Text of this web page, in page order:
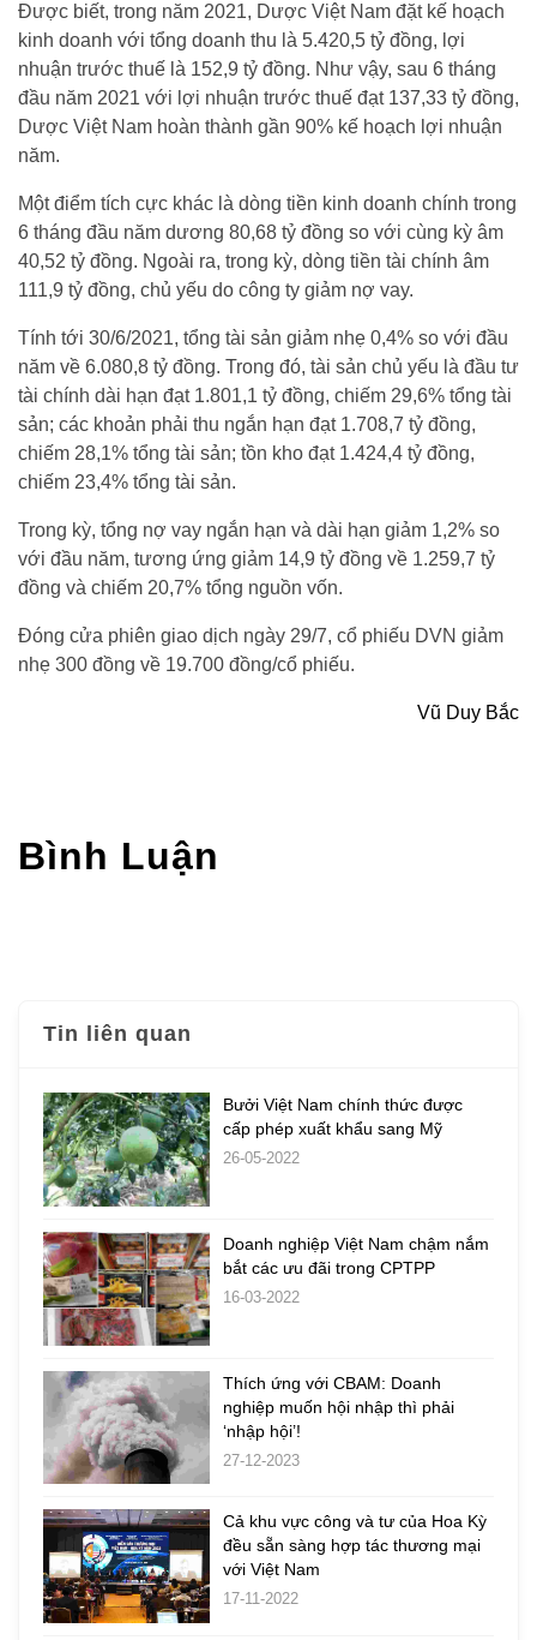
Được biết, trong năm 2021, Dược Việt Nam đặt kế hoạch
kinh doanh với tổng doanh thu là 5.420,5 tỷ đồng, lợi
nhuận trước thuế là 152,9 tỷ đồng. Như vậy, sau 6 tháng
đầu năm 2021 với lợi nhuận trước thuế đạt 137,33 tỷ đồng,
Dược Việt Nam hoàn thành gần 90% kế hoạch lợi nhuận
năm.
Một điểm tích cực khác là dòng tiền kinh doanh chính trong
6 tháng đầu năm dương 80,68 tỷ đồng so với cùng kỳ âm
40,52 tỷ đồng. Ngoài ra, trong kỳ, dòng tiền tài chính âm
111,9 tỷ đồng, chủ yếu do công ty giảm nợ vay.
Tính tới 30/6/2021, tổng tài sản giảm nhẹ 0,4% so với đầu
năm về 6.080,8 tỷ đồng. Trong đó, tài sản chủ yếu là đầu tư
tài chính dài hạn đạt 1.801,1 tỷ đồng, chiếm 29,6% tổng tài
sản; các khoản phải thu ngắn hạn đạt 1.708,7 tỷ đồng,
chiếm 28,1% tổng tài sản; tồn kho đạt 1.424,4 tỷ đồng,
chiếm 23,4% tổng tài sản.
Trong kỳ, tổng nợ vay ngắn hạn và dài hạn giảm 1,2% so
với đầu năm, tương ứng giảm 14,9 tỷ đồng về 1.259,7 tỷ
đồng và chiếm 20,7% tổng nguồn vốn.
Đóng cửa phiên giao dịch ngày 29/7, cổ phiếu DVN giảm
nhẹ 300 đồng về 19.700 đồng/cổ phiếu.
Vũ Duy Bắc
Bình Luận
Tin liên quan
Bưởi Việt Nam chính thức được
cấp phép xuất khẩu sang Mỹ
26-05-2022
Doanh nghiệp Việt Nam chậm nắm
bắt các ưu đãi trong CPTPP
16-03-2022
Thích ứng với CBAM: Doanh
nghiệp muốn hội nhập thì phải
‘nhập hội’!
27-12-2023
Cả khu vực công và tư của Hoa Kỳ
đều sẵn sàng hợp tác thương mại
với Việt Nam
17-11-2022